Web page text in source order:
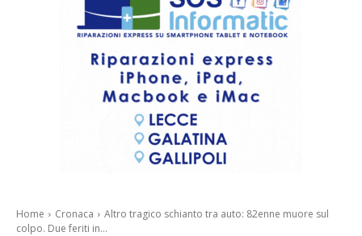
Home Cronaca
Altro tragico schianto tra auto: 82enne muore sul
colpo. Due feriti in...